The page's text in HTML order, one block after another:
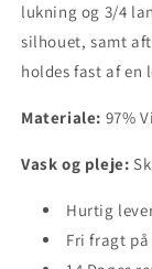
lukning og 3/4
silhouet, samt
holdes fast af en
Materiale: 97%
Vask og pleje:
Hurtig
Fri fragt på